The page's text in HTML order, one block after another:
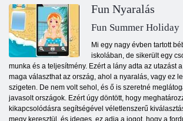
Fun Nyaralás
Fun Summer Holiday
Mi egy nagy évben tartott
iskolában, de sikerült egy
munka és a teljesítmény. Ezért a lány adta az utazást
maga választhat az ország, ahol a nyaralás, vagy ez
szigeten. De nem volt sehol, és ő is szeretné
javasolt országok. Ezért úgy döntött, hogy
kikapcsolódásra segítségével véletlenszerű